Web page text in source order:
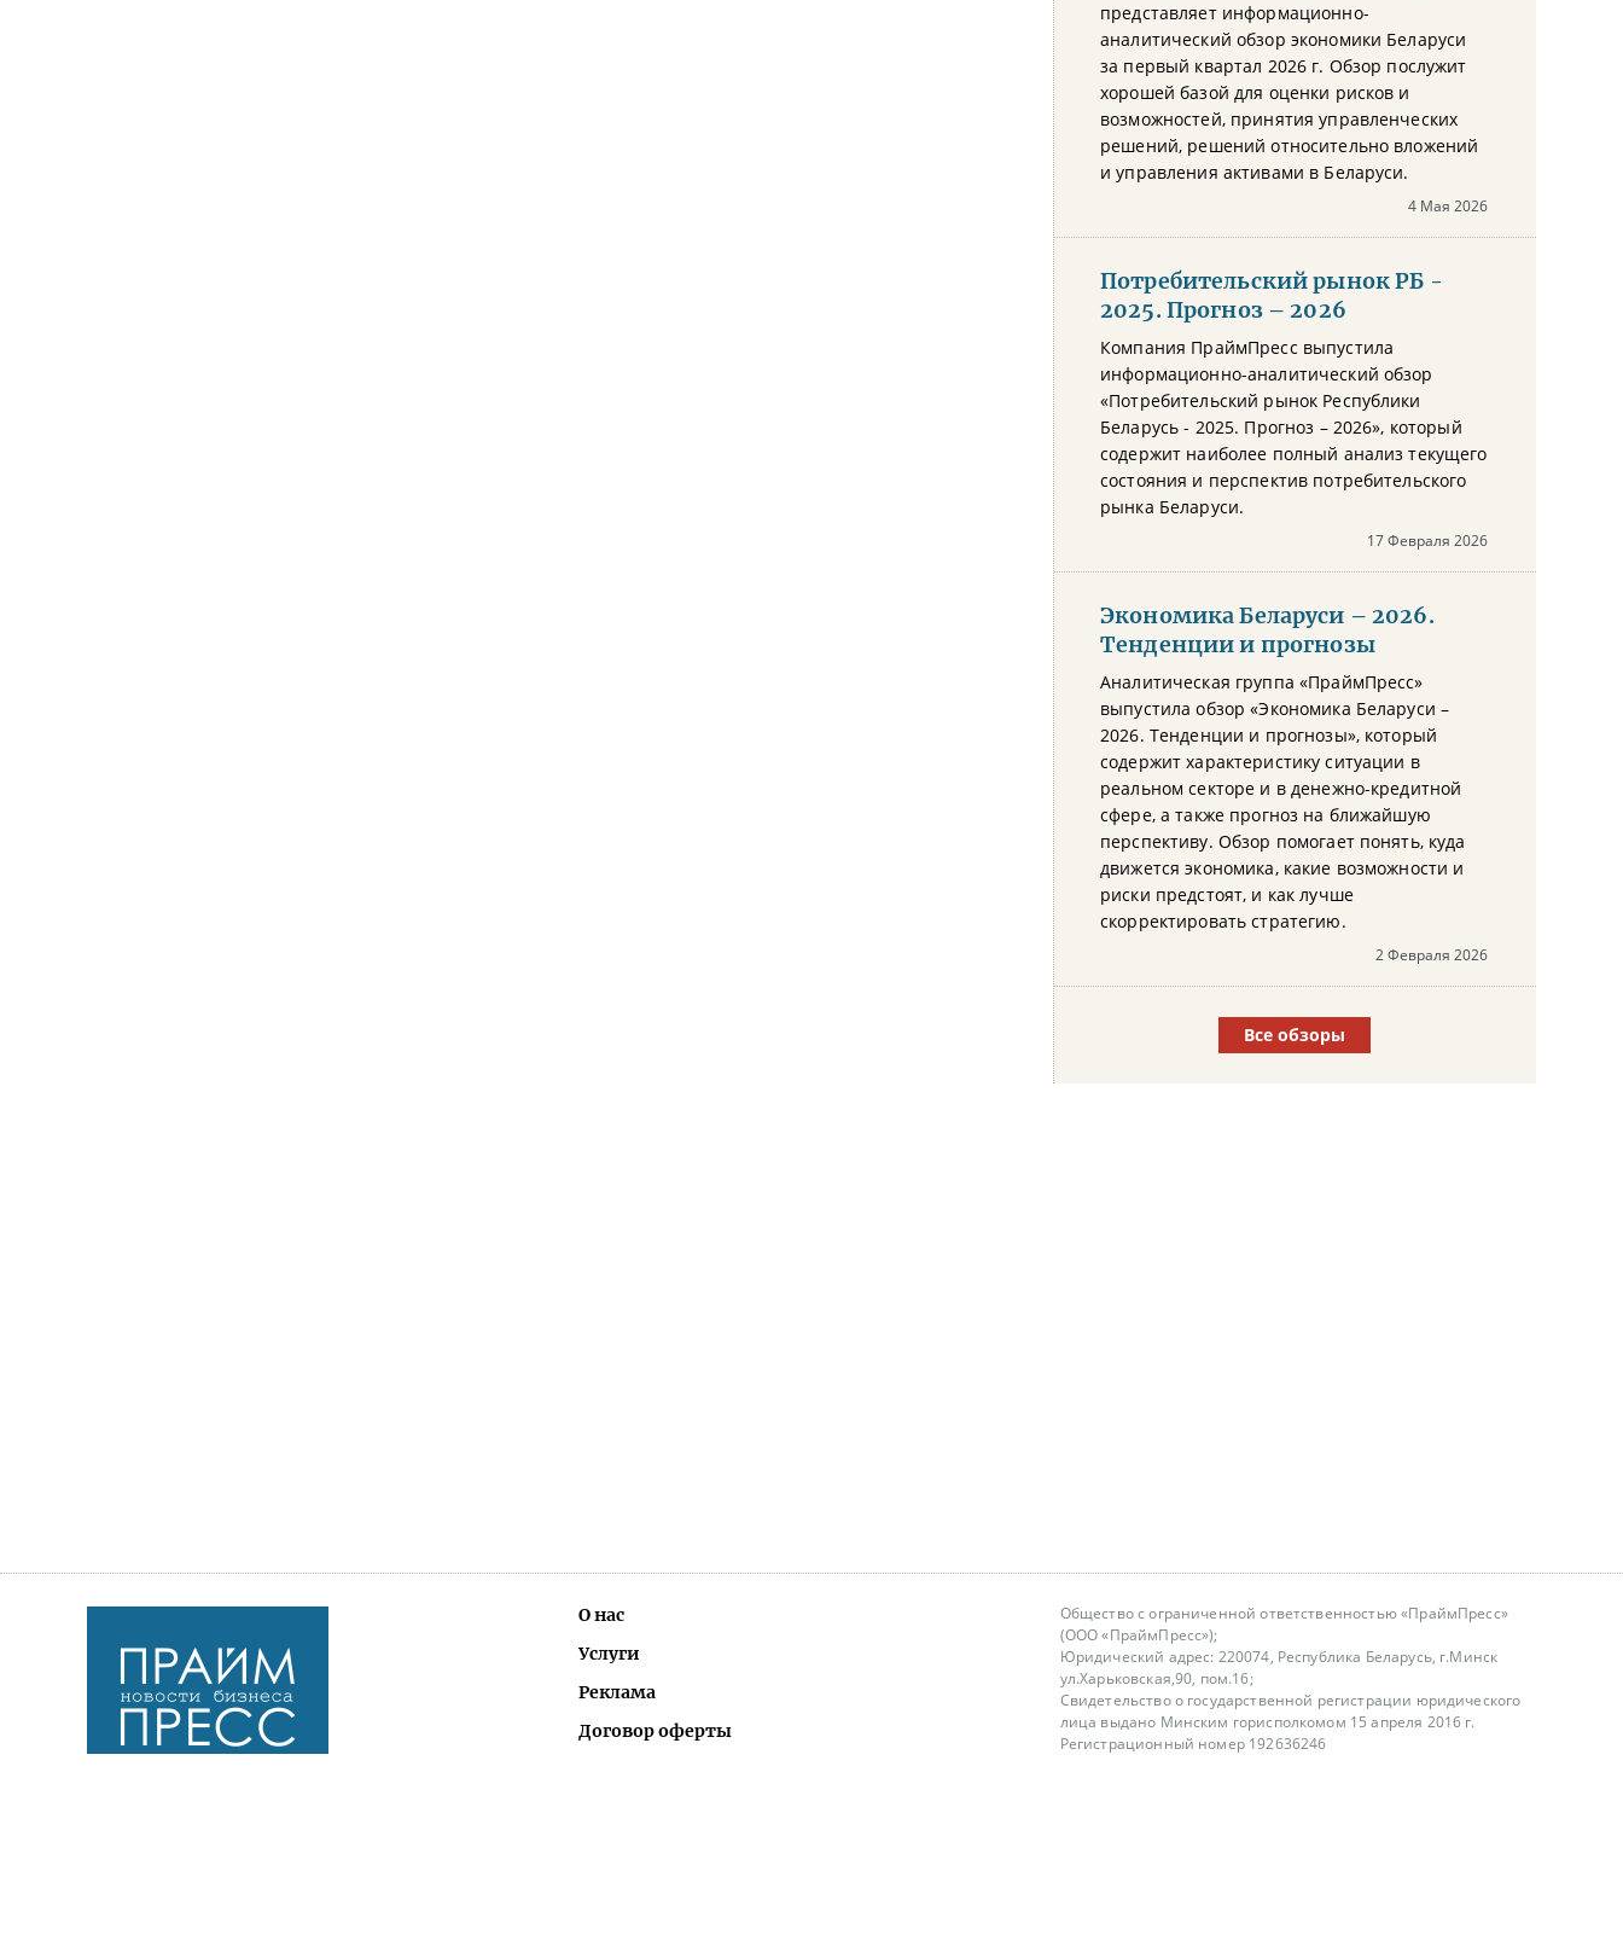
представляет информационно-
аналитический обзор экономики Беларуси
за первый квартал 2026 г. Обзор послужит
хорошей базой для оценки рисков и
возможностей, принятия управленческих
решений, решений относительно вложений
и управления активами в Беларуси.
4 Мая 2026
Потребительский рынок РБ -
2025. Прогноз – 2026
Компания ПраймПресс выпустила
информационно-аналитический обзор
«Потребительский рынок Республики
Беларусь - 2025. Прогноз – 2026», который
содержит наиболее полный анализ текущего
состояния и перспектив потребительского
рынка Беларуси.
17 Февраля 2026
Экономика Беларуси – 2026.
Тенденции и прогнозы
Аналитическая группа «ПраймПресс»
выпустила обзор «Экономика Беларуси –
2026. Тенденции и прогнозы», который
содержит характеристику ситуации в
реальном секторе и в денежно-кредитной
сфере, а также прогноз на ближайшую
перспективу. Обзор помогает понять, куда
движется экономика, какие возможности и
риски предстоят, и как лучше
скорректировать стратегию.
2 Февраля 2026
Все обзоры
О нас
Услуги
Реклама
Договор оферты
Общество с ограниченной ответственностью «ПраймПресс»
(ООО «ПраймПресс»);
Юридический адрес: 220074, Республика Беларусь, г.Минск
ул.Харьковская,90, пом.16;
Свидетельство о государственной регистрации юридического
лица выдано Минским горисполкомом 15 апреля 2016 г.
Регистрационный номер 192636246